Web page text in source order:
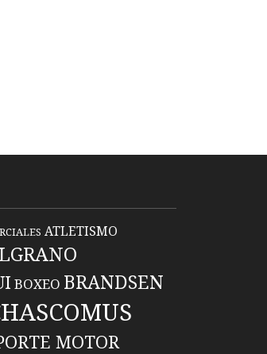
ATLETISMO
BOXEO BRANDSEN
MOTOR